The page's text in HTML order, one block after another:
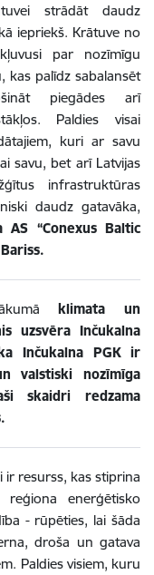
strādāt daudz
iepriekš. Krātuve no
par nozīmīgu
kas palīdz sabalansēt
piegādes arī
Paldies visai
kuri ar savu
savu, bet arī Latvijas
infrastruktūras
daudz gatavāka,
AS “Conexus Baltic
klimata un
uzsvēra Inčukalna
Inčukalna PGK ir
valstiski nozīmīga
skaidri redzama
ir resurss, kas stiprina
enerģētisko
- rūpēties, lai šāda
droša un gatava
Paldies visiem, kuru